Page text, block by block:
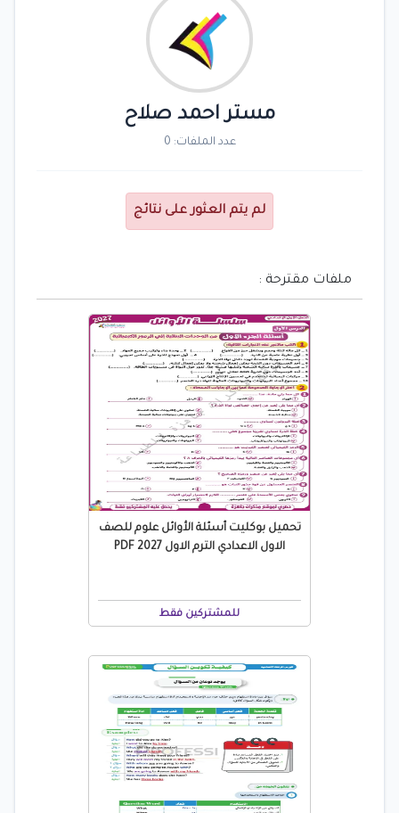
مستر احمد صلاح
عدد الملفات: 0
لم يتم العثور على نتائج
ملفات مقترحة :
تحميل بوكليت أسئلة الأوائل علوم للصف
الاول الاعدادي الترم الاول 2027 PDF
للمشتركين فقط